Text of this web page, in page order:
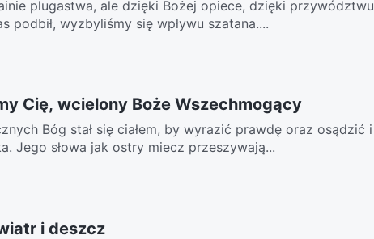
plugastwa, ale dzięki Bożej opiece, dzięki przywództwu
podbił, wyzbyliśmy się wpływu szatana....
Cię, wcielony Boże Wszechmogący
Bóg stał się ciałem, by wyrazić prawdę oraz osądzić i
Jego słowa jak ostry miecz przeszywają...
i deszcz